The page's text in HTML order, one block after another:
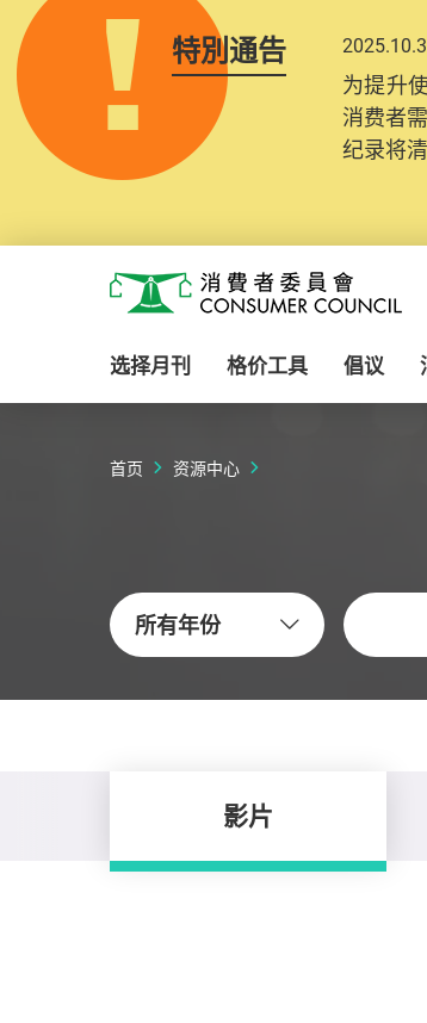
特別通告
为提升
消费者
纪录将
消费者委员会
选择月刊 格价工具 倡议
首页 资源中心
所有年份
关键字
影片